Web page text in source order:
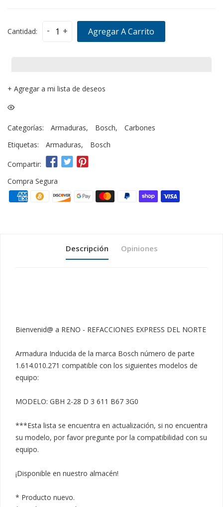
Cantidad: - + Agregar A Carrito
+ Agregar a mi lista de deseos
Categorías: Armaduras, Bosch,
Carbones
Etiquetas:
Armaduras, Bosch
Compartir:
Compra Segura
Descripción Opiniones
Bienvenid@ a RENO - REFACCIONES EXPRESS DEL NORTE
Armadura Inducida de la marca Bosch número de parte
1.614.010.271 compatible con los siguientes modelos de
equipo:
MODELO: GBH 2-28 D 3 611 B67 3G0
***Esta lista se encuentra en actualización, si no encuentra
su modelo, por favor pregunte por la compatibilidad con su
equipo.
¡Disponible en nuestro almacén!
* Producto nuevo.